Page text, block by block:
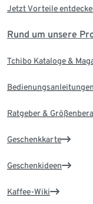
Jetzt Vorteile
Rund um unsere
Tchibo Kataloge &
Bedienungsanleitungen
Ratgeber &
Geschenkkarte
Geschenkideen
Kaffee-Wiki